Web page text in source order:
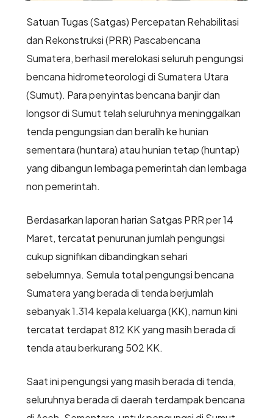
Satuan Tugas (Satgas) Percepatan Rehabilitasi
dan Rekonstruksi (PRR) Pascabencana
Sumatera, berhasil merelokasi seluruh pengungsi
bencana hidrometeorologi di Sumatera Utara
(Sumut). Para penyintas bencana banjir dan
longsor di Sumut telah seluruhnya meninggalkan
tenda pengungsian dan beralih ke hunian
sementara (huntara) atau hunian tetap (huntap)
yang dibangun lembaga pemerintah dan lembaga
non pemerintah.
Berdasarkan laporan harian Satgas PRR per 14
Maret, tercatat penurunan jumlah pengungsi
cukup signifikan dibandingkan sehari
sebelumnya. Semula total pengungsi bencana
Sumatera yang berada di tenda berjumlah
sebanyak 1.314 kepala keluarga (KK), namun kini
tercatat terdapat 812 KK yang masih berada di
tenda atau berkurang 502 KK.
Saat ini pengungsi yang masih berada di tenda,
seluruhnya berada di daerah terdampak bencana